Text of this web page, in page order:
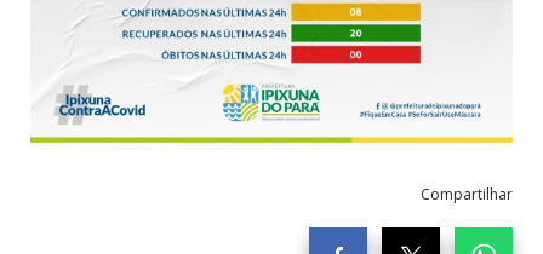
Compartilhar